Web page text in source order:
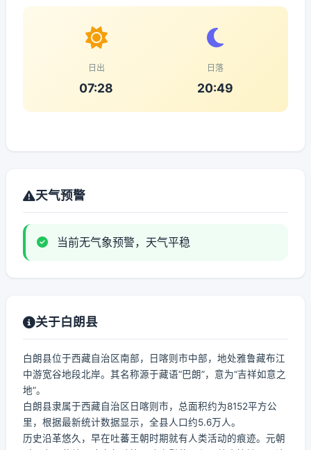
日出
07:28
日落
20:49
天气预警
当前无气象预警，天气平稳
关于白朗县
白朗县位于西藏自治区南部，日喀则市中部，地处雅鲁藏布江
中游宽谷地段北岸。其名称源于藏语“巴朗”，意为“吉祥如意之
地”。
白朗县隶属于西藏自治区日喀则市，总面积约为8152平方公
里，根据最新统计数据显示，全县人口约5.6万人。
历史沿革悠久，早在吐蕃王朝时期就有人类活动的痕迹。元朝